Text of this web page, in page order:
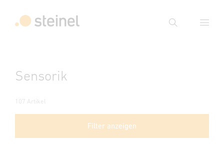
Suche
Suche
Sensorik
107 Artikel
Filter anzeigen